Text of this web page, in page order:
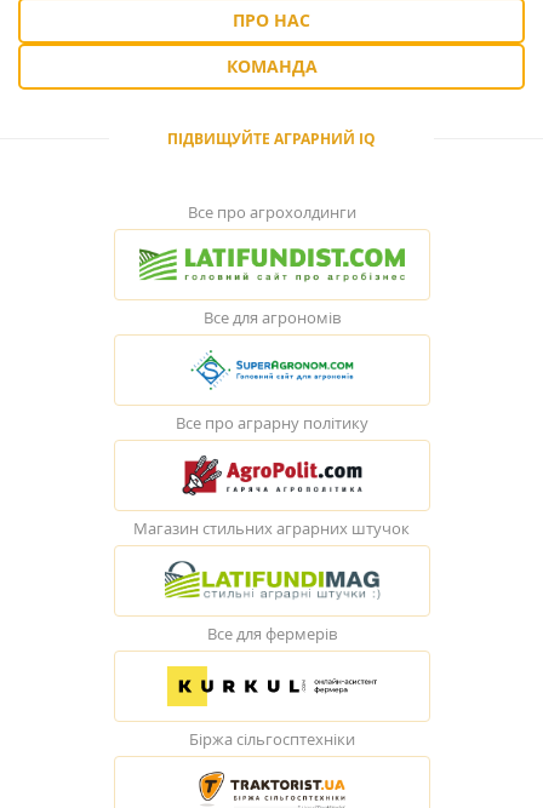
ПРО НАС
КОМАНДА
ПІДВИЩУЙТЕ АГРАРНИЙ IQ
Все про агрохолдинги
Все для агрономів
Все про аграрну політику
Магазин стильних аграрних штучок
Все для фермерів
Біржа сільгосптехніки